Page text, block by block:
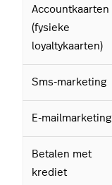
Accountkaarten
(fysieke
loyaltykaarten)
Sms-marketing
E-mailmarketing
Betalen met
krediet